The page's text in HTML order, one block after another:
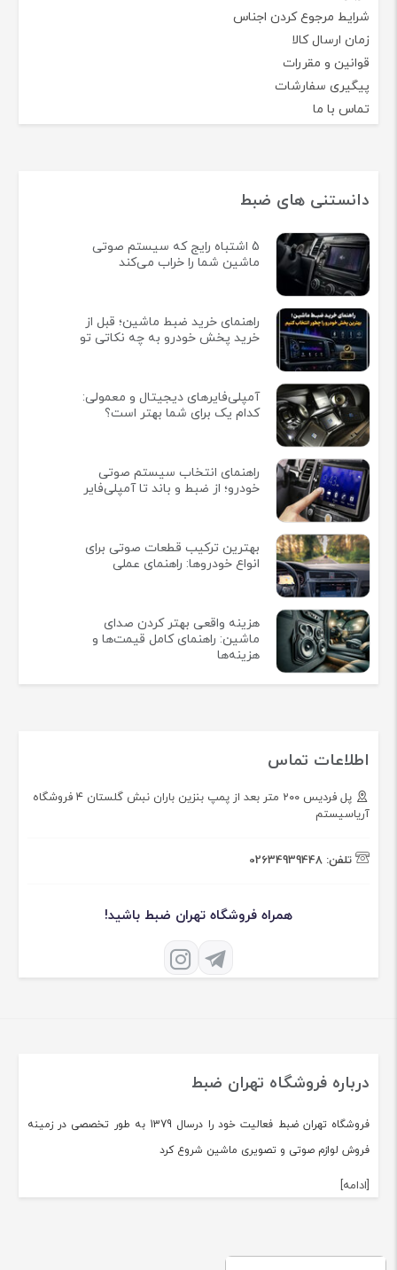
شرایط مرجوع کردن اجناس
زمان ارسال کالا
قوانین و مقررات
پیگیری سفارشات
تماس با ما
دانستنی های ضبط
5 اشتباه رایج که سیستم صوتی
ماشین شما را خراب می‌کند
راهنمای خرید ضبط ماشین؛ قبل از
خرید پخش خودرو به چه نکاتی تو
آمپلی‌فایرهای دیجیتال و معمولی:
کدام یک برای شما بهتر است؟
راهنمای انتخاب سیستم صوتی
خودرو؛ از ضبط و باند تا آمپلی‌فایر
بهترین ترکیب قطعات صوتی برای
انواع خودروها: راهنمای عملی
هزینه واقعی بهتر کردن صدای
ماشین: راهنمای کامل قیمت‌ها و
هزینه‌ها
اطلاعات تماس
پل فردیس ۲۰۰ متر بعد از پمپ بنزین باران نبش گلستان ۴ فروشگاه
آریاسیستم
تلفن: 02634939448
همراه فروشگاه تهران ضبط باشید!
درباره فروشگاه تهران ضبط
فروشگاه تهران ضبط فعالیت خود را درسال 1379 به طور تخصصی در زمینه
فروش لوازم صوتی و تصویری ماشین شروع کرد
[ادامه]